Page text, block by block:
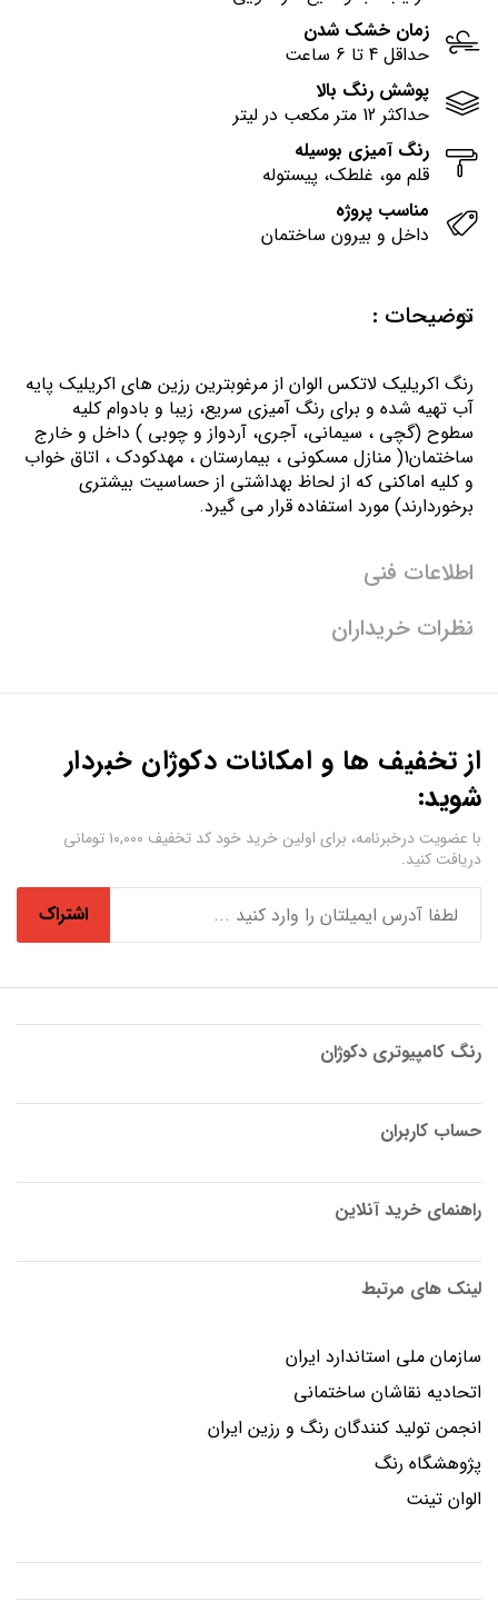
زمان خشک شدن
حداقل 4 تا 6 ساعت
پوشش رنگ بالا
حداکثر 12 متر مکعب در لیتر
رنگ آمیزی بوسیله
قلم مو، غلطک، پیستوله
مناسب پروژه
داخل و بیرون ساختمان
توضیحات :
رنگ اكريليك لاتكس الوان از مرغوبترين رزين هاي اكريليك پايه
آب تهيه شده و برای رنگ آمیزی سریع، زیبا و بادوام کلیه
سطوح (گچی ، سیمانی، آجری، آردواز و چوبی ) داخل و خارج
ساختمان1( منازل مسكوني ، بيمارستان ، مهدكودك ، اتاق خواب
و كليه اماكني كه از لحاظ بهداشتي از حساسيت بيشتري
برخوردارند) مورد استفاده قرار می گیرد.
اطلاعات فنی
نظرات خریداران
از تخفیف ها و امکانات دکوژان خبردار
شوید:
با عضویت درخبرنامه، برای اولین خرید خود کد تخفیف ۱۰,۰۰۰ تومانی
دریافت کنید.
اشتراک
رنگ کامپیوتری دکوژان
حساب کاربران
راهنمای خرید آنلاین
لینک های مرتبط
سازمان ملی استاندارد ایران
اتحادیه نقاشان ساختمانی
انجمن توليد كنندگان رنگ و رزين ايران
پژوهشگاه رنگ
الوان تینت